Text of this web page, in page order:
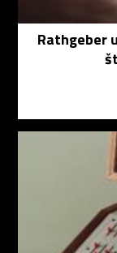
Rathgeber